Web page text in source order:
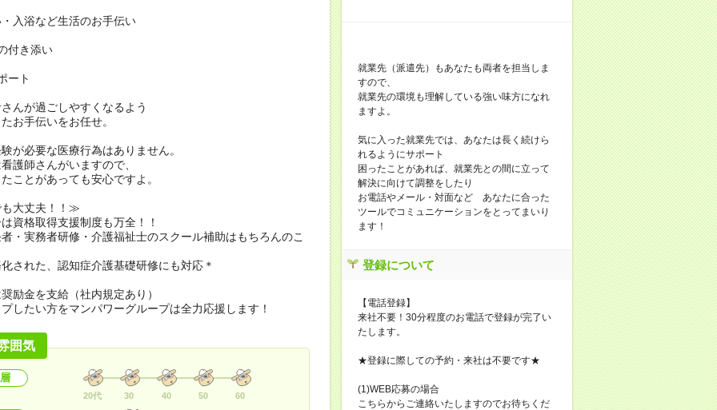
入浴など生活のお手伝い
付き添い
ート
んが過ごしやすくなるよう
お手伝いをお任せ。
が必要な医療行為はありません。
師さんがいますので、
とがあっても安心ですよ。
大丈夫！！≫
資格取得支援制度も万全！！
・実務者研修・介護福祉士のスクール補助はもちろんのこ
された、認知症介護基礎研修にも対応＊
励金を支給（社内規定あり）
したい方をマンパワーグループは全力応援します！
囲気
20代 30 40 50 60
就業先（派遣先）もあなたも両者を担当しま
すので、
就業先の環境も理解している強い味方になれ
ますよ。
気に入った就業先では、あなたは長く続けら
れるようにサポート
困ったことがあれば、就業先との間に立って
解決に向けて調整をしたり
お電話やメール・対面など あなたに合った
ツールでコミュニケーションをとってまいり
ます！
登録について
【電話登録】
来社不要！30分程度のお電話で登録が完了い
たします。
★登録に際しての予約・来社は不要です★
(1)WEB応募の場合
こちらからご連絡いたしますのでお待ちくだ